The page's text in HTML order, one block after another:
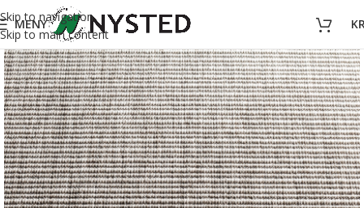
Skip to navigation
Skip to main content
MENY